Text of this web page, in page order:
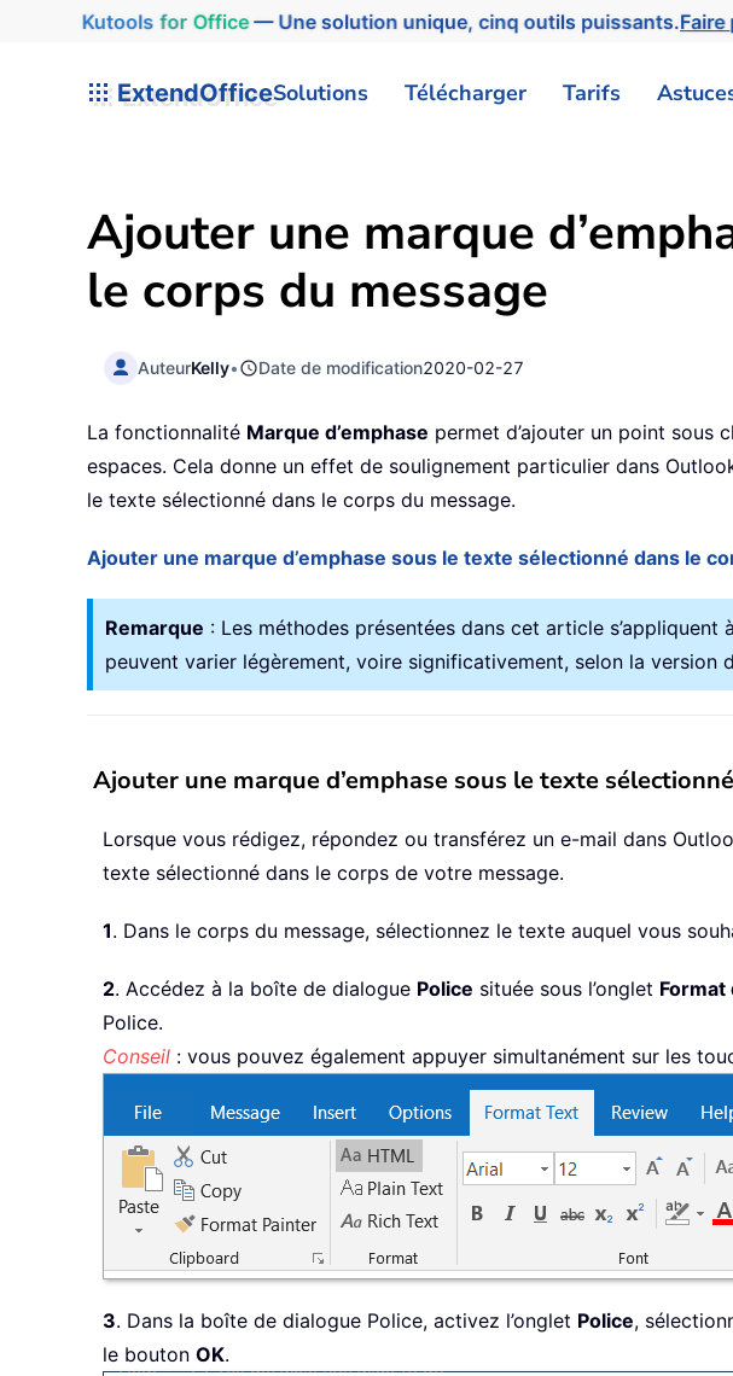
Kutools for Office— Une solution unique, cinq outils puissants.
ExtendOfficeSolutions Télécharger Tarifs
Ajouter une marque
le corps du message
AuteurKelly• Date de modification2020-02-27
La fonctionnalité Marque d’emphase permet d’ajouter un point sous
espaces. Cela donne un effet de soulignement particulier dans
le texte sélectionné dans le corps du message.
Ajouter une marque d’emphase sous le texte sélectionné dans le
Remarque : Les méthodes présentées dans cet article
peuvent varier légèrement, voire significativement, selon la version
Ajouter une marque d’emphase sous le texte
Lorsque vous rédigez, répondez ou transférez un e-mail dans
texte sélectionné dans le corps de votre message.
1. Dans le corps du message, sélectionnez le texte auquel vous
2. Accédez à la boîte de dialogue Police située sous l’onglet Format
Police.
Conseil : vous pouvez également appuyer simultanément sur les
3. Dans la boîte de dialogue Police, activez l’onglet Police,
le bouton OK.